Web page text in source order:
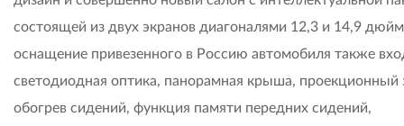
состоящей из двух экранов диагоналями 12,3 и 14,9
оснащение привезенного в Россию автомобиля также
светодиодная оптика, панорамная крыша, проекционный
обогрев сидений, функция памяти передних сидений,